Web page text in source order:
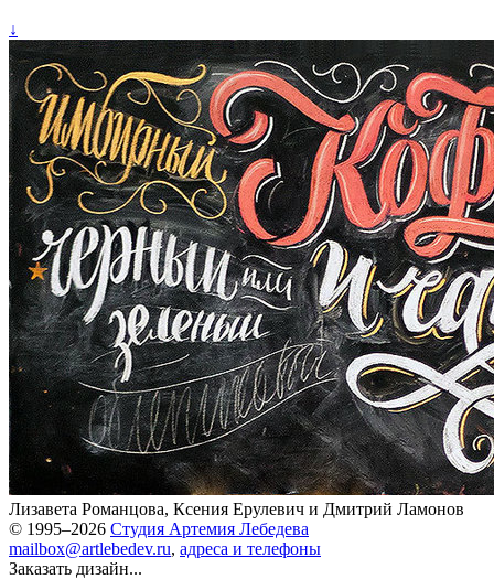
↓
Лизавета Романцова, Ксения Ерулевич и Дмитрий Ламонов
© 1995–2026 Студия Артемия Лебедева
mailbox@artlebedev.ru, адреса и телефоны
Заказать дизайн...